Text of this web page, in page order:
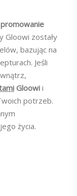
Gloowi zostały
bazując na
Jeśli
Gloowi i
potrzeb.
życia.